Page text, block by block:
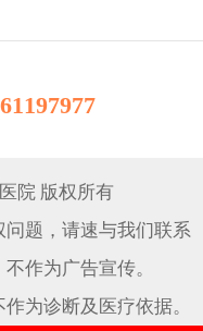
院 版权所有
题，请速与我们联系
作为广告宣传。
为诊断及医疗依据。